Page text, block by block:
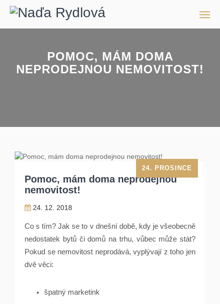
POMOC, MÁM DOMA
NEPRODEJNOU NEMOVITOST!
Pomoc, mám doma neprodejnou
nemovitost!
24. 12. 2018
24. PROSINCE
Co s tím? Jak se to v dnešní době, kdy je všeobecně
nedostatek bytů či domů na trhu, vůbec může stát?
Pokud se nemovitost neprodává, vyplývají z toho jen
dvě věci:
špatný marketink